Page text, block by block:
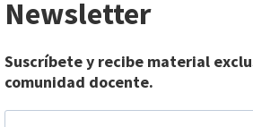
Newsletter
Suscríbete y recibe material
comunidad docente.